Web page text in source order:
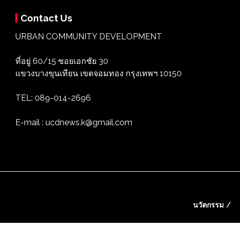
Contact Us
URBAN COMMUNITY DEVELOPMENT
ที่อยู่ 60/15 ซอยเอกชัย 30
แขวงบางขุนเทียน เขตจอมทอง กรุงเทพฯ 10150
TEL: 089-014-2696
E-mail : ucdnews.k@gmail.com
นวัตกรรม